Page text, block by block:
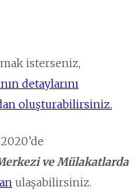
isterseniz,
detaylarını
oluşturabilirsiniz.
ve Mülakatlarda
ulaşabilirsiniz.